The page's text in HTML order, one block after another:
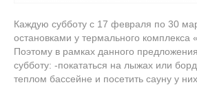
Каждую субботу с 17 февраля по 30
остановками у термального
Поэтому в рамках данного
субботу: -покататься на лыжах или
теплом бассейне и посетить сауну у